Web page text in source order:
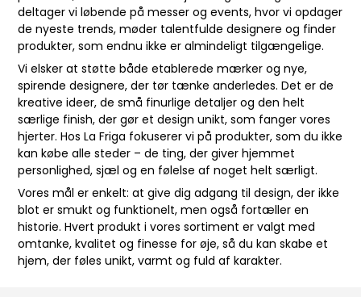
deltager vi løbende på messer og events, hvor vi opdager
de nyeste trends, møder talentfulde designere og finder
produkter, som endnu ikke er almindeligt tilgængelige.
Vi elsker at støtte både etablerede mærker og nye,
spirende designere, der tør tænke anderledes. Det er de
kreative ideer, de små finurlige detaljer og den helt
særlige finish, der gør et design unikt, som fanger vores
hjerter. Hos La Friga fokuserer vi på produkter, som du ikke
kan købe alle steder – de ting, der giver hjemmet
personlighed, sjæl og en følelse af noget helt særligt.
Vores mål er enkelt: at give dig adgang til design, der ikke
blot er smukt og funktionelt, men også fortæller en
historie. Hvert produkt i vores sortiment er valgt med
omtanke, kvalitet og finesse for øje, så du kan skabe et
hjem, der føles unikt, varmt og fuld af karakter.